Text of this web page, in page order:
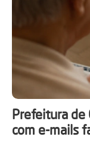
Prefeitura de
com e-mails